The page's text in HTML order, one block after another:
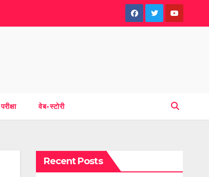
परीक्षा वेब-स्टोरी
Recent Posts